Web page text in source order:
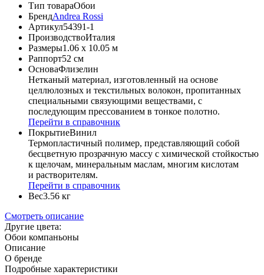
Тип товараОбои
БрендAndrea Rossi
Артикул54391-1
ПроизводствоИталия
Размеры1.06 x 10.05 м
Раппорт52 см
ОсноваФлизелин
Нетканый материал, изготовленный на основе
целлюлозных и текстильных волокон, пропитанных
специальными связующими веществами, с
последующим прессованием в тонкое полотно.
Перейти в справочник
ПокрытиеВинил
Термопластичный полимер, представляющий собой
бесцветную прозрачную массу с химической стойкостью
к щелочам, минеральным маслам, многим кислотам
и растворителям.
Перейти в справочник
Вес3.56 кг
Смотреть описание
Другие цвета:
Обои компаньоны
Описание
О бренде
Подробные характеристики